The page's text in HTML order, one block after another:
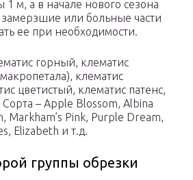
1 м, а в начале нового сезона
замерзшие или больные части
ее при необходимости.
горный, клематис
клематис
цветистый, клематис патенс,
– Apple Blossom, Albina
Markham’s Pink, Purple Dream,
Elizabeth и т.д.
группы обрезки